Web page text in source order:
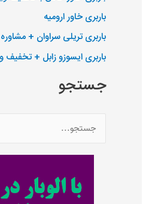
باربری خاور ارومیه
باربری تریلی سراوان +
باربری ایسوزو زابل + تخفیف
جستجو